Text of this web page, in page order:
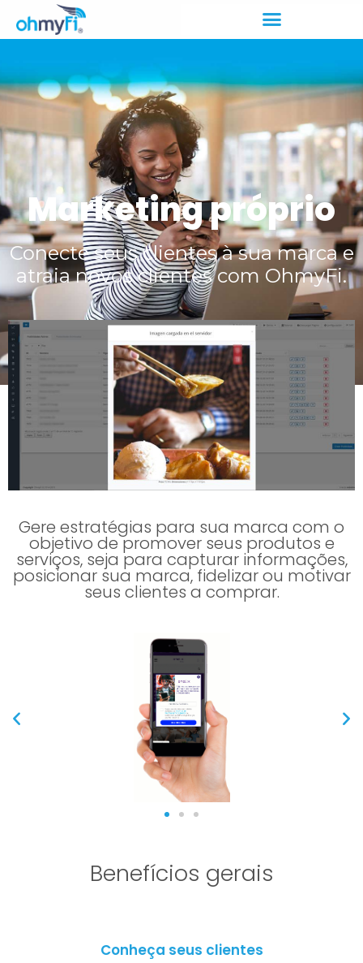
Marketing próprio
Conecte seus clientes à sua marca e
atraia novos clientes com OhmyFi.
Gere estratégias para sua marca com o
objetivo de promover seus produtos e
serviços, seja para capturar informações,
posicionar sua marca, fidelizar ou motivar
seus clientes a comprar.
Benefícios gerais
Conheça seus clientes